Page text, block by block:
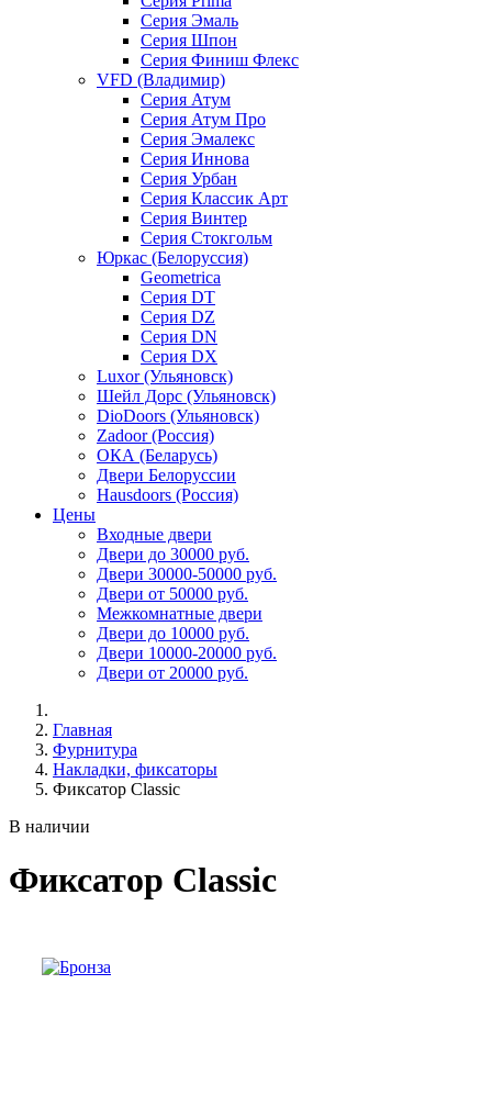
Серия Эмаль
Серия Шпон
Серия Финиш Флекс
VFD (Владимир)
Серия Атум
Серия Атум Про
Серия Эмалекс
Серия Иннова
Серия Урбан
Серия Классик Арт
Серия Винтер
Серия Стокгольм
Юркас (Белоруссия)
Geometrica
Серия DT
Серия DZ
Серия DN
Серия DX
Luxor (Ульяновск)
Шейл Дорс (Ульяновск)
DioDoors (Ульяновск)
Zadoor (Россия)
ОКА (Беларусь)
Двери Белоруссии
Hausdoors (Россия)
Цены
Входные двери
Двери до 30000 руб.
Двери 30000-50000 руб.
Двери от 50000 руб.
Межкомнатные двери
Двери до 10000 руб.
Двери 10000-20000 руб.
Двери от 20000 руб.
Главная
Фурнитура
Накладки, фиксаторы
Фиксатор Classic
В наличии
Фиксатор Classic